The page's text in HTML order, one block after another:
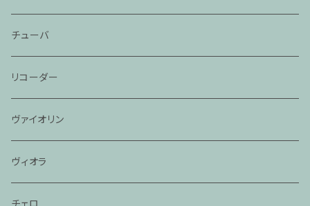
チューバ
リコーダー
ヴァイオリン
ヴィオラ
チェロ